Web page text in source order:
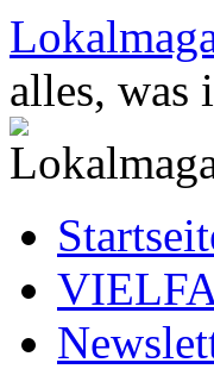
Zum
Inhalt
springen
alles,